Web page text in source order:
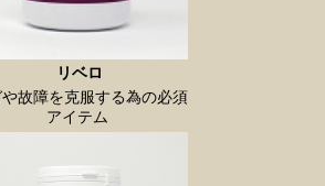
リベロ
故障を克服する為の必須
アイテム